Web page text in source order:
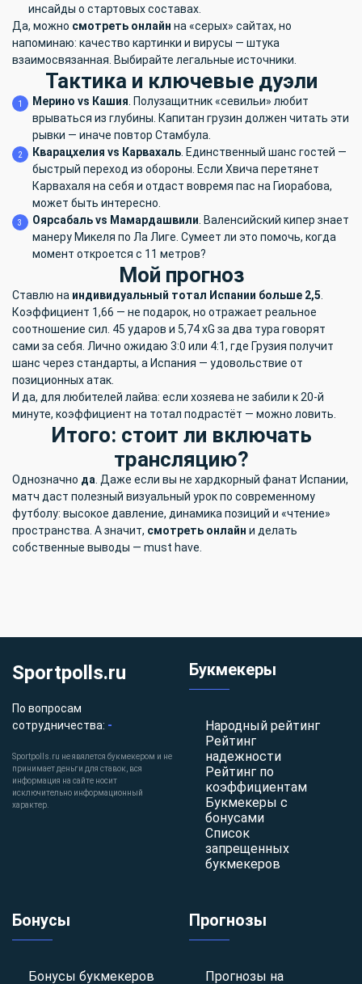
инсайды о стартовых составах.
Да, можно смотреть онлайн на «серых» сайтах, но
напоминаю: качество картинки и вирусы — штука
взаимосвязанная. Выбирайте легальные источники.
Тактика и ключевые дуэли
Мерино vs Кашия . Полузащитник «севильи» любит
врываться из глубины. Капитан грузин должен читать эти
рывки — иначе повтор Стамбула.
Кварацхелия vs Карвахаль . Единственный шанс гостей —
быстрый переход из обороны. Если Хвича перетянет
Карвахаля на себя и отдаст вовремя пас на Гиорабова,
может быть интересно.
Оярсабаль vs Мамардашвили . Валенсийский кипер знает
манеру Микеля по Ла Лиге. Сумеет ли это помочь, когда
момент откроется с 11 метров?
Мой прогноз
Ставлю на индивидуальный тотал Испании больше 2,5
Коэффициент 1,66 — не подарок, но отражает реальное
соотношение сил. 45 ударов и 5,74 xG за два тура говорят
сами за себя. Лично ожидаю 3:0 или 4:1, где Грузия получит
шанс через стандарты, а Испания — удовольствие от
позиционных атак.
И да, для любителей лайва: если хозяева не забили к 20-й
минуте, коэффициент на тотал подрастёт — можно ловить.
Итого: стоит ли включать
трансляцию?
Однозначно да . Даже если вы не хардкорный фанат Испании,
матч даст полезный визуальный урок по современному
футболу: высокое давление, динамика позиций и «чтение»
пространства. А значит, смотреть онлайн и делать
собственные выводы — must have.
Sportpolls.ru
По вопросам
сотрудничества: -
Sportpolls.ru не явялется букмекером и не
принимает деньги для ставок, вся
информация на сайте носит
исключительно информационный
характер.
Букмекеры
Народный рейтинг
Рейтинг
надежности
Рейтинг по
коэффициентам
Букмекеры с
бонусами
Список
запрещенных
букмекеров
Бонусы
Бонусы букмекеров
Прогнозы
Прогнозы на